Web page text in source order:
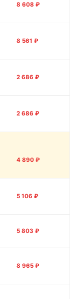
8 608 ₽
8 561 ₽
2 686 ₽
2 686 ₽
4 890 ₽
5 106 ₽
5 803 ₽
8 965 ₽